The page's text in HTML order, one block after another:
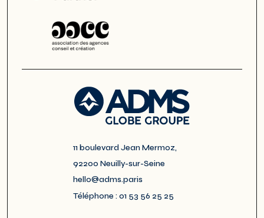
11 boulevard Jean Mermoz,
92200 Neuilly-sur-Seine
hello@adms.paris
Téléphone : 01 53 56 25 25